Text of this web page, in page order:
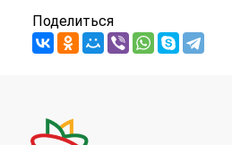
Поделиться